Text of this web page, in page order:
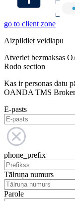
go to client zone
Aizpildiet veidlapu
Atveriet bezmaksas
Rodo section
Kas ir personas datu
OANDA TMS
E-pasts
phone_prefix
Tālruņa numurs
Parole